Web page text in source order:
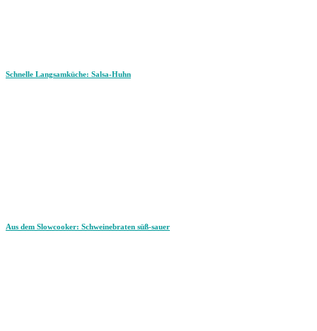
Schnelle Langsamküche: Salsa-Huhn
Aus dem Slowcooker: Schweinebraten süß-sauer